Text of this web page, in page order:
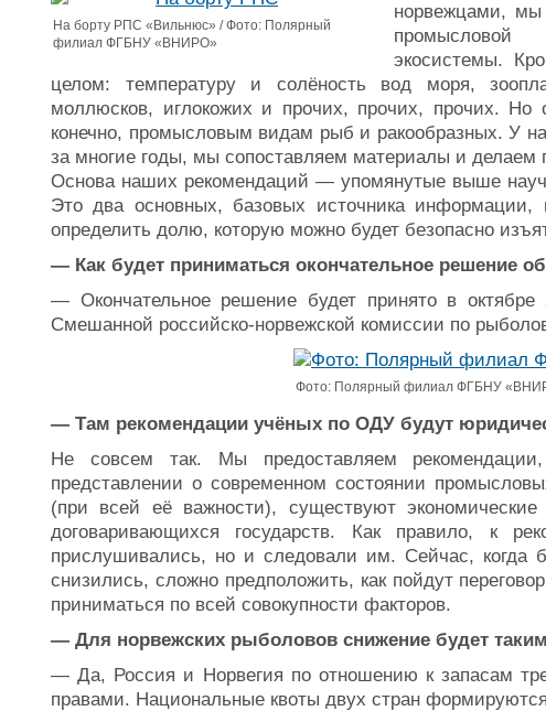
На борту РПС «Вильнюс» / Фото: Полярный
филиал ФГБНУ «ВНИРО»
норвежцами,
экосистемы.
целом: температуру и солёность вод моря,
моллюсков, иглокожих и прочих, прочих, прочих. Но
конечно, промысловым видам рыб и ракообразных. У
за многие годы, мы сопоставляем материалы и
Основа наших рекомендаций — упомянутые выше
Это два основных, базовых источника
определить долю, которую можно будет безопасно
— Как будет приниматься окончательное решение
— Окончательное решение будет принято в октябре
Смешанной российско-норвежской комиссии по
Фото: Полярный филиал ФГБНУ
— Там рекомендации учёных по ОДУ будут
Не совсем так. Мы предоставляем
представлении о современном состоянии
(при всей её важности), существуют
договаривающихся государств. Как правило, к
прислушивались, но и следовали им. Сейчас, когда
снизились, сложно предположить, как пойдут
приниматься по всей совокупности факторов.
— Для норвежских рыболовов снижение будет
— Да, Россия и Норвегия по отношению к запасам
правами. Национальные квоты двух стран